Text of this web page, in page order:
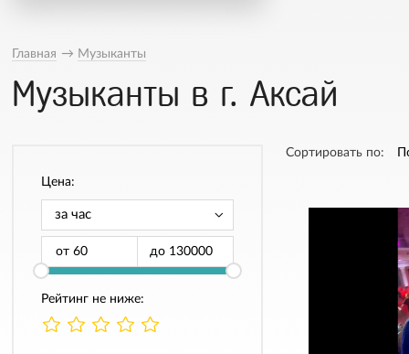
Главная → Музыканты
Музыканты в г. Аксай
Цена:
от до
Рейтинг не ниже:
Сортировать по: